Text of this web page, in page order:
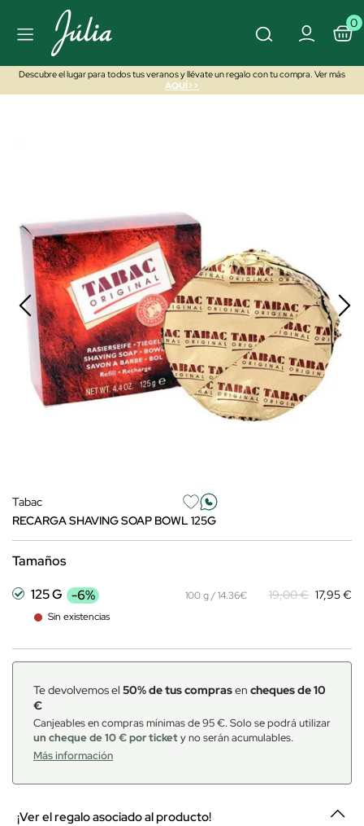
0
Descubre el lugar para todos tus veranos y llévate un regalo con tu compra. Ver más
AQUÍ>>
Tabac
RECARGA SHAVING SOAP BOWL 125G
Tamaños
125 G -6%
Sin existencias
100 g / 14.36€ 19,00 € 17,95 €
Te devolvemos el 50% de tus comprasen cheques de 10
€
Canjeables en compras mínimas de 95 €. Solo se podrá utilizar
un cheque de 10 € por tickety no serán acumulables.
Más información
¡Ver el regalo asociado al producto!